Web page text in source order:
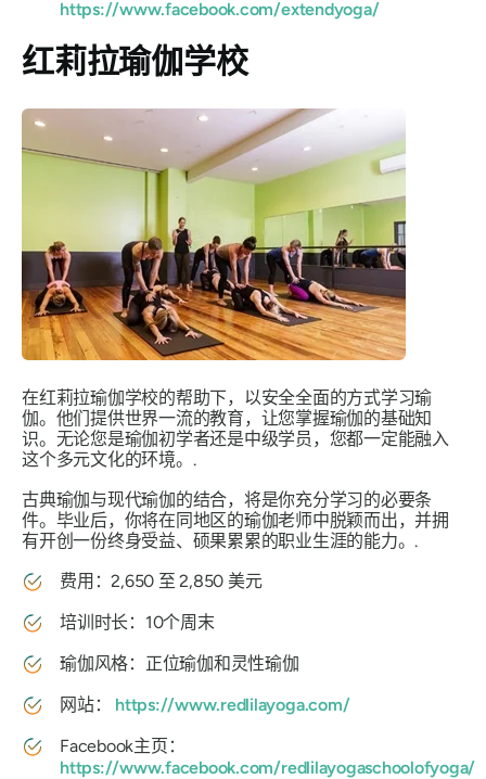
https://www.facebook.com/extendyoga/
红莉拉瑜伽学校
在红莉拉瑜伽学校的帮助下，以安全全面的方式学习瑜
伽。他们提供世界一流的教育，让您掌握瑜伽的基础知
识。无论您是瑜伽初学者还是中级学员，您都一定能融入
这个多元文化的环境。.
古典瑜伽与现代瑜伽的结合，将是你充分学习的必要条
件。毕业后，你将在同地区的瑜伽老师中脱颖而出，并拥
有开创一份终身受益、硕果累累的职业生涯的能力。.
费用：2,650 至 2,850 美元
培训时长：10个周末
瑜伽风格：正位瑜伽和灵性瑜伽
网站： https://www.redlilayoga.com/
Facebook主页：
https://www.facebook.com/redlilayogaschoolofyoga/